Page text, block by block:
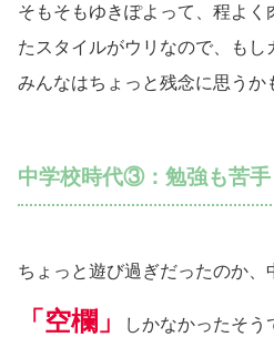
そもそもゆきぽよって、程よく
たスタイルがウリなので、も
みんなはちょっと残念に思うか
中学校時代③：勉強も苦手
ちょっと遊び過ぎだったのか、
「空欄」 しかなかったそう